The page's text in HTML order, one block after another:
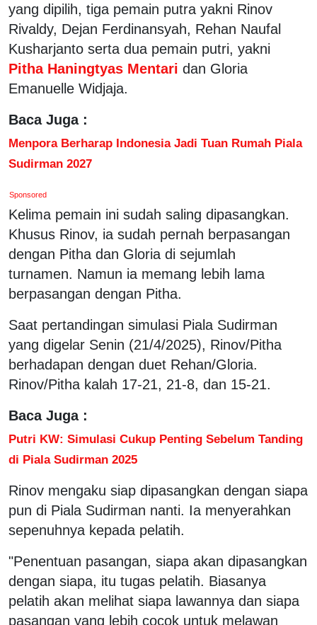
yang dipilih, tiga pemain putra yakni Rinov
Rivaldy, Dejan Ferdinansyah, Rehan Naufal
Kusharjanto serta dua pemain putri, yakni
Pitha Haningtyas Mentari dan Gloria
Emanuelle Widjaja.
Baca Juga :
Menpora Berharap Indonesia Jadi Tuan Rumah Piala
Sudirman 2027
Sponsored
Kelima pemain ini sudah saling dipasangkan.
Khusus Rinov, ia sudah pernah berpasangan
dengan Pitha dan Gloria di sejumlah
turnamen. Namun ia memang lebih lama
berpasangan dengan Pitha.
Saat pertandingan simulasi Piala Sudirman
yang digelar Senin (21/4/2025), Rinov/Pitha
berhadapan dengan duet Rehan/Gloria.
Rinov/Pitha kalah 17-21, 21-8, dan 15-21.
Baca Juga :
Putri KW: Simulasi Cukup Penting Sebelum Tanding
di Piala Sudirman 2025
Rinov mengaku siap dipasangkan dengan siapa
pun di Piala Sudirman nanti. Ia menyerahkan
sepenuhnya kepada pelatih.
"Penentuan pasangan, siapa akan dipasangkan
dengan siapa, itu tugas pelatih. Biasanya
pelatih akan melihat siapa lawannya dan siapa
pasangan yang lebih cocok untuk melawan